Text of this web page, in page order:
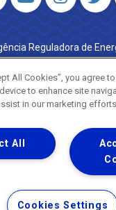
Reguladora de
do Estado do Rio de
9040 · (21) 2332-6457
/
http://
Uma empresa
Copyright ® 2026 - Todos os
Gerais de Uso de Sites e
All Cookies”, you agree
to enhance site
in our marketing
All
Cookies Settings